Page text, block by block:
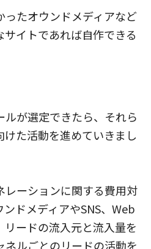
たオウンドメディアなど
イトであれば自作できる
が選定できたら、それら
た活動を進めていきまし
レーションに関する費用対
ドメディアやSNS、Web
ードの流入元と流入量を
ルごとのリードの活動を